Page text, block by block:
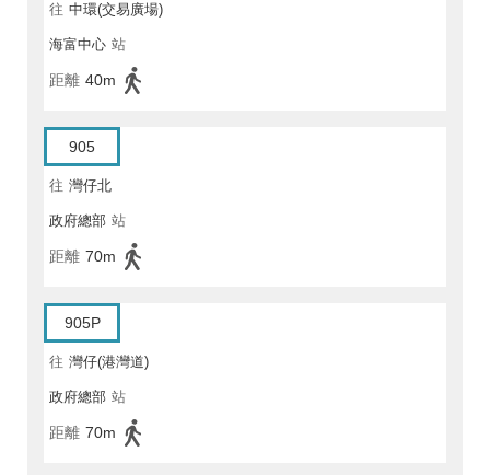
往 中環(交易廣場)
海富中心 站
距離 40m
905
往 灣仔北
政府總部 站
距離 70m
905P
往 灣仔(港灣道)
政府總部 站
距離 70m